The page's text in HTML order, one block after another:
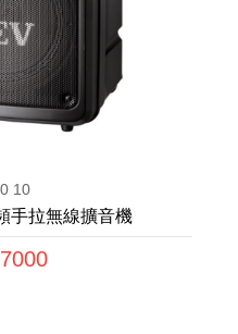
10
手拉無線擴音機